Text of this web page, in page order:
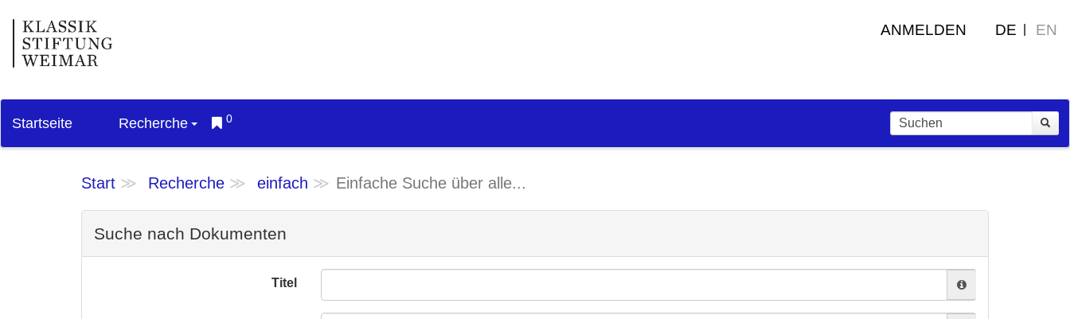
ANMELDEN DE EN
Startseite Recherche 0
Start Recherche einfach Einfache Suche über alle...
Suche nach Dokumenten
Titel